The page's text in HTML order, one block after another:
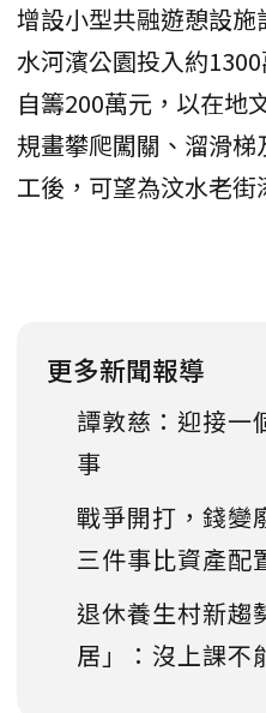
增設小型共融遊憩設
水河濱公園投入約
自籌200萬元，以在地
規畫攀爬闖關、溜滑
工後，可望為汶水老街
更多新聞報導
譚敦慈：迎接一
事
戰爭開打，錢變
三件事比資產配
退休養生村新趨
居」：沒上課不